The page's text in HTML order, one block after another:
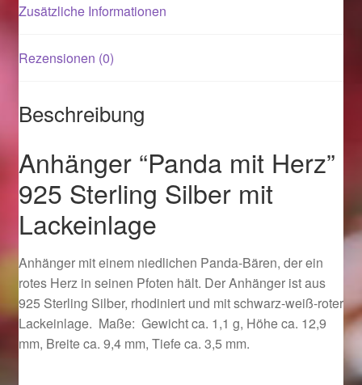
Mein Konto
Logout
Ostergeschenke finden für Ostern 2015
Ostergeschenke finden für Ostern 2016
Ostergeschenke finden für Ostern 2017
Ostergeschenke finden für Ostern 2018
Zusätzliche Informationen
Rezensionen (0)
Beschreibung
Anhänger “Panda mit Herz”
925 Sterling Silber mit
Lackeinlage
Anhänger mit einem niedlichen Panda-Bären, der ein
rotes Herz in seinen Pfoten hält. Der Anhänger ist aus
925 Sterling Silber, rhodiniert und mit schwarz-weiß-roter
Lackeinlage. Maße: Gewicht ca. 1,1 g, Höhe ca. 12,9
mm, Breite ca. 9,4 mm, Tiefe ca. 3,5 mm.